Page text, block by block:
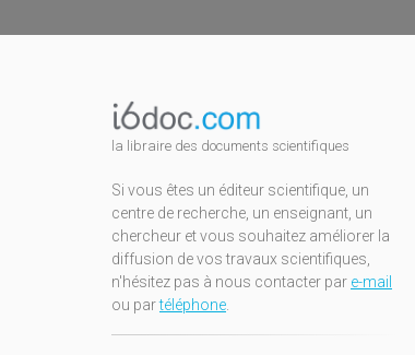
la libraire des documents scientifiques
Si vous êtes un éditeur scientifique, un
centre de recherche, un enseignant, un
chercheur et vous souhaitez améliorer la
diffusion de vos travaux scientifiques,
n'hésitez pas à nous contacter par e-mail
ou partéléphone